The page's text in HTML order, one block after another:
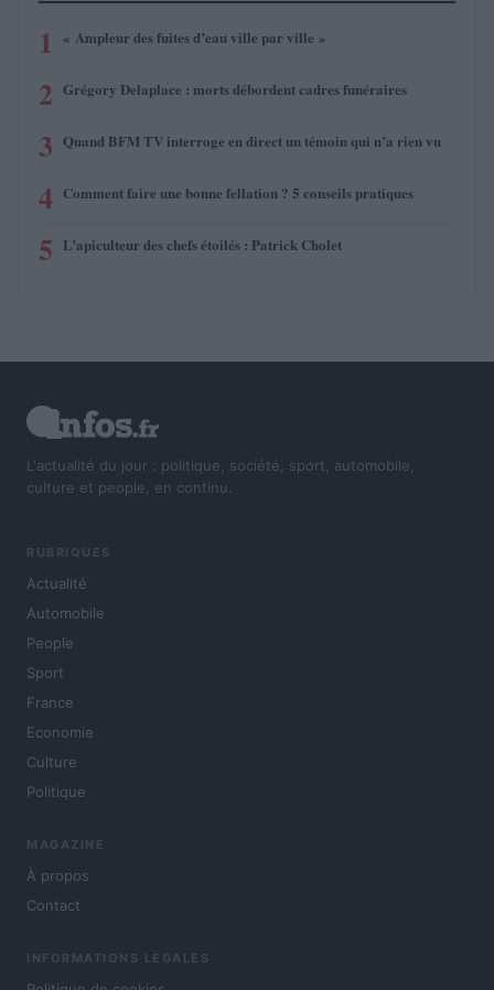
1 « Ampleur des fuites d’eau ville par ville »
2 Grégory Delaplace : morts débordent cadres funéraires
3 Quand BFM TV interroge en direct un témoin qui n’a rien vu
4 Comment faire une bonne fellation ? 5 conseils pratiques
5 L’apiculteur des chefs étoilés : Patrick Cholet
L'actualité du jour : politique, société, sport, automobile,
culture et people, en continu.
RUBRIQUES
Actualité
Automobile
People
Sport
France
Economie
Culture
Politique
MAGAZINE
À propos
Contact
INFORMATIONS LÉGALES